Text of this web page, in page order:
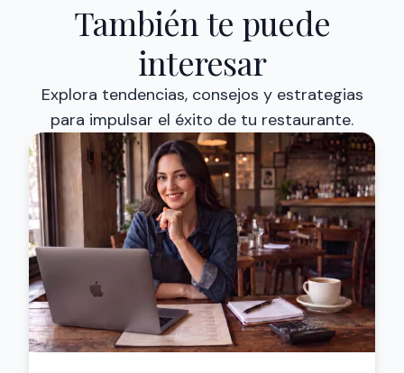
También te puede
interesar
Explora tendencias, consejos y estrategias
para impulsar el éxito de tu restaurante.